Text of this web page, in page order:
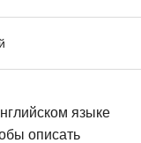
языке
описать